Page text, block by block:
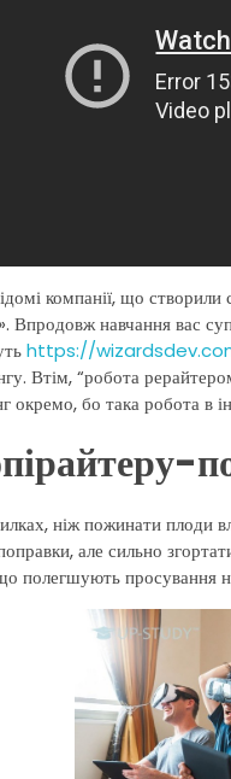
компанії, що
навчання вас
https://
Втім, “робота
бо така робота в
ніж пожинати плоди
але сильно
полегшують просування